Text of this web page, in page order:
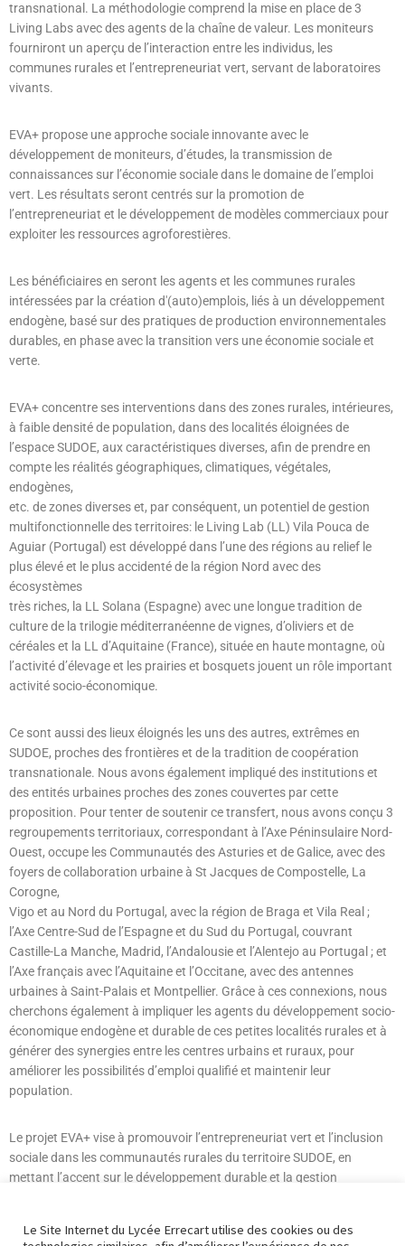
transnational. La méthodologie comprend la mise en place de 3
Living Labs avec des agents de la chaîne de valeur. Les moniteurs
fourniront un aperçu de l’interaction entre les individus, les
communes rurales et l’entrepreneuriat vert, servant de laboratoires
vivants.
EVA+ propose une approche sociale innovante avec le
développement de moniteurs, d’études, la transmission de
connaissances sur l’économie sociale dans le domaine de l’emploi
vert. Les résultats seront centrés sur la promotion de
l’entrepreneuriat et le développement de modèles commerciaux pour
exploiter les ressources agroforestières.
Les bénéficiaires en seront les agents et les communes rurales
intéressées par la création d'(auto)emplois, liés à un développement
endogène, basé sur des pratiques de production environnementales
durables, en phase avec la transition vers une économie sociale et
verte.
EVA+ concentre ses interventions dans des zones rurales, intérieures,
à faible densité de population, dans des localités éloignées de
l’espace SUDOE, aux caractéristiques diverses, afin de prendre en
compte les réalités géographiques, climatiques, végétales,
endogènes,
etc. de zones diverses et, par conséquent, un potentiel de gestion
multifonctionnelle des territoires: le Living Lab (LL) Vila Pouca de
Aguiar (Portugal) est développé dans l’une des régions au relief le
plus élevé et le plus accidenté de la région Nord avec des
écosystèmes
très riches, la LL Solana (Espagne) avec une longue tradition de
culture de la trilogie méditerranéenne de vignes, d’oliviers et de
céréales et la LL d’Aquitaine (France), située en haute montagne, où
l’activité d’élevage et les prairies et bosquets jouent un rôle important
activité socio-économique.
Ce sont aussi des lieux éloignés les uns des autres, extrêmes en
SUDOE, proches des frontières et de la tradition de coopération
transnationale. Nous avons également impliqué des institutions et
des entités urbaines proches des zones couvertes par cette
proposition. Pour tenter de soutenir ce transfert, nous avons conçu 3
regroupements territoriaux, correspondant à l’Axe Péninsulaire Nord-
Ouest, occupe les Communautés des Asturies et de Galice, avec des
foyers de collaboration urbaine à St Jacques de Compostelle, La
Corogne,
Vigo et au Nord du Portugal, avec la région de Braga et Vila Real ;
l’Axe Centre-Sud de l’Espagne et du Sud du Portugal, couvrant
Castille-La Manche, Madrid, l’Andalousie et l’Alentejo au Portugal ; et
l’Axe français avec l’Aquitaine et l’Occitane, avec des antennes
urbaines à Saint-Palais et Montpellier. Grâce à ces connexions, nous
cherchons également à impliquer les agents du développement socio-
économique endogène et durable de ces petites localités rurales et à
générer des synergies entre les centres urbains et ruraux, pour
améliorer les possibilités d’emploi qualifié et maintenir leur
population.
Le projet EVA+ vise à promouvoir l’entrepreneuriat vert et l’inclusion
sociale dans les communautés rurales du territoire SUDOE, en
mettant l’accent sur le développement durable et la gestion
Le Site Internet du Lycée Errecart utilise des cookies ou des